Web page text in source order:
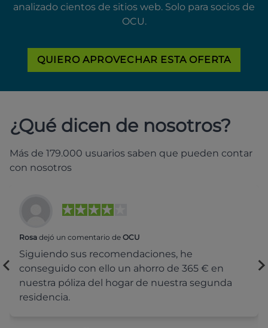
analizado cientos de sitios web. Solo para socios de
OCU.
QUIERO APROVECHAR ESTA OFERTA
¿Qué dicen de nosotros?
Más de 179.000 usuarios saben que pueden contar
con nosotros
Rosa dejó un comentario de OCU
Siguiendo sus recomendaciones, he
conseguido con ello un ahorro de 365 € en
nuestra póliza del hogar de nuestra segunda
residencia.